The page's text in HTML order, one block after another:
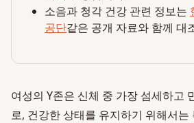
소음과 청각 건강 관련 정보는
공단같은 공개 자료와 함께 대
여성의 Y존은 신체 중 가장 섬세하고
로, 건강한 상태를 유지하기 위해서